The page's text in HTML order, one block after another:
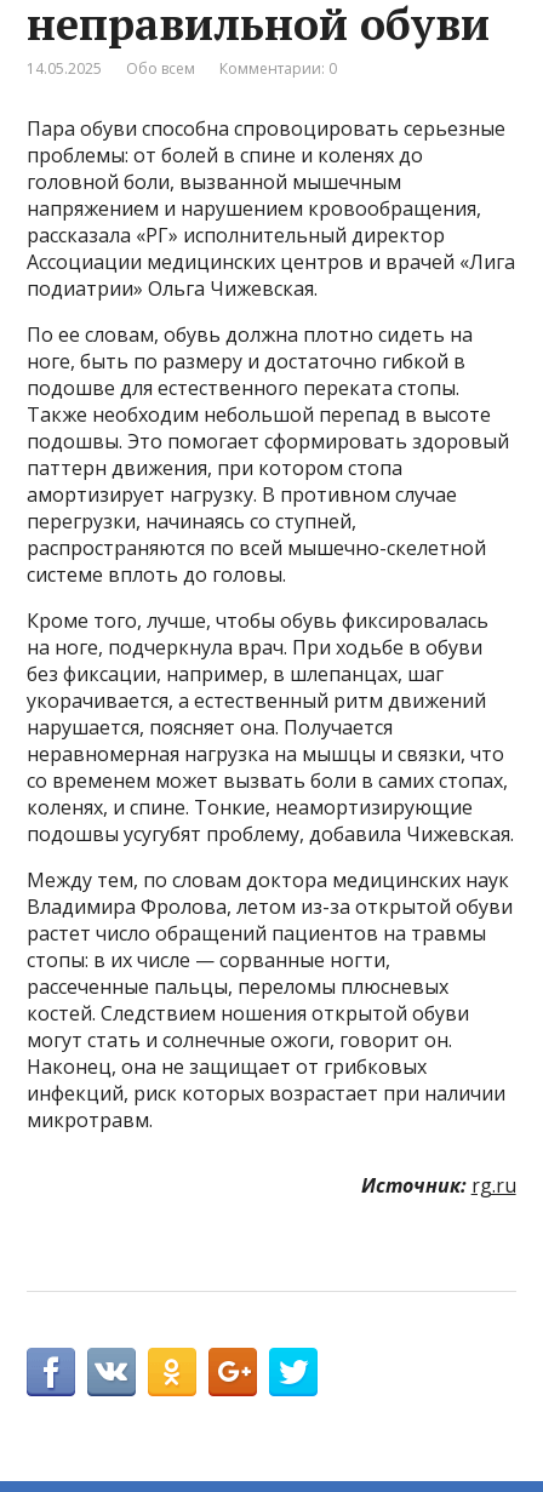
неправильной обуви
14.05.2025 Обо всем Комментарии: 0
Пара обуви способна спровоцировать серьезные
проблемы: от болей в спине и коленях до
головной боли, вызванной мышечным
напряжением и нарушением кровообращения,
рассказала «РГ» исполнительный директор
Ассоциации медицинских центров и врачей «Лига
подиатрии» Ольга Чижевская.
По ее словам, обувь должна плотно сидеть на
ноге, быть по размеру и достаточно гибкой в
подошве для естественного переката стопы.
Также необходим небольшой перепад в высоте
подошвы. Это помогает сформировать здоровый
паттерн движения, при котором стопа
амортизирует нагрузку. В противном случае
перегрузки, начинаясь со ступней,
распространяются по всей мышечно-скелетной
системе вплоть до головы.
Кроме того, лучше, чтобы обувь фиксировалась
на ноге, подчеркнула врач. При ходьбе в обуви
без фиксации, например, в шлепанцах, шаг
укорачивается, а естественный ритм движений
нарушается, поясняет она. Получается
неравномерная нагрузка на мышцы и связки, что
со временем может вызвать боли в самих стопах,
коленях, и спине. Тонкие, неамортизирующие
подошвы усугубят проблему, добавила Чижевская.
Между тем, по словам доктора медицинских наук
Владимира Фролова, летом из-за открытой обуви
растет число обращений пациентов на травмы
стопы: в их числе — сорванные ногти,
рассеченные пальцы, переломы плюсневых
костей. Следствием ношения открытой обуви
могут стать и солнечные ожоги, говорит он.
Наконец, она не защищает от грибковых
инфекций, риск которых возрастает при наличии
микротравм.
Источник: rg.ru